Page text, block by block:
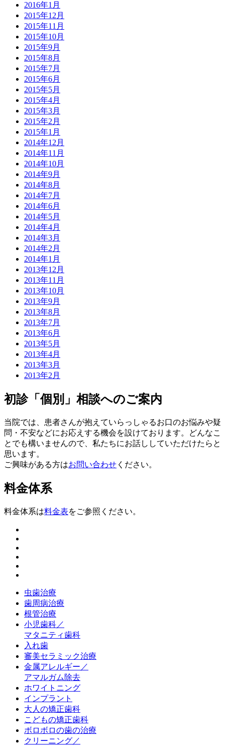
2016年1月
2015年12月
2015年11月
2015年10月
2015年9月
2015年8月
2015年7月
2015年6月
2015年5月
2015年4月
2015年3月
2015年2月
2015年1月
2014年12月
2014年11月
2014年10月
2014年9月
2014年8月
2014年7月
2014年6月
2014年5月
2014年4月
2014年3月
2014年2月
2014年1月
2013年12月
2013年11月
2013年10月
2013年9月
2013年8月
2013年7月
2013年6月
2013年5月
2013年4月
2013年3月
2013年2月
初診「個別」相談へのご案内
当院では、患者さんが抱えていらっしゃるお口のお悩みや疑
問・不安などにお応えする機会を設けております。どんなこ
とでも構いませんので、私たちにお話ししていただけたらと
思います。
ご興味がある方はお問い合わせ ください。
料金体系
料金体系は料金表をご参照ください。
虫歯治療
歯周病治療
根管治療
小児歯科／
マタニティ歯科
入れ歯
審美セラミック治療
金属アレルギー／
アマルガム除去
ホワイトニング
インプラント
大人の矯正歯科
こどもの矯正歯科
ボロボロの歯の治療
クリーニング／